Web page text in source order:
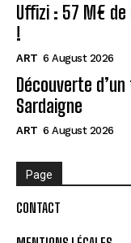
Uffizi : 57 M€
!
ART 6 August 2026
Découverte
Sardaigne
ART 6 August 2026
Page
CONTACT